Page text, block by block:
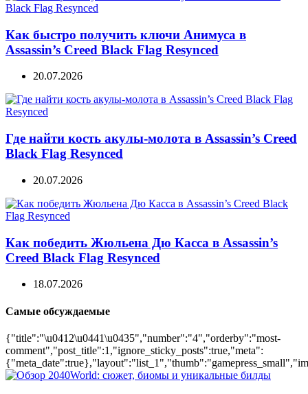
Как быстро получить ключи Анимуса в
Assassin’s Creed Black Flag Resynced
20.07.2026
Где найти кость акулы-молота в Assassin’s Creed
Black Flag Resynced
20.07.2026
Как победить Жюльена Дю Касса в Assassin’s
Creed Black Flag Resynced
18.07.2026
Самые обсуждаемые
{"title":"\u0412\u0441\u0435","number":"4","orderby":"most-
comment","post_title":1,"ignore_sticky_posts":true,"meta":